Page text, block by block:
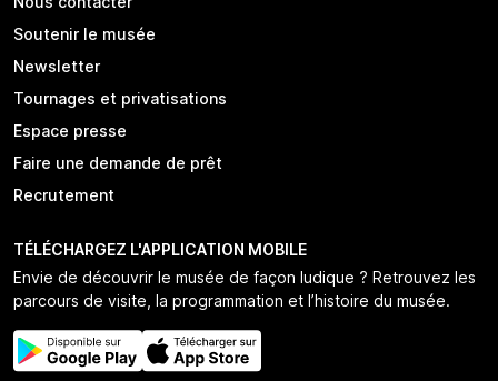
Soutenir le musée
Newsletter
Tournages et privatisations
Espace presse
Faire une demande de prêt
Recrutement
TÉLÉCHARGEZ L'APPLICATION MOBILE
Envie de découvrir le musée de façon ludique ? Retrouvez les
parcours de visite, la programmation et l’histoire du musée.